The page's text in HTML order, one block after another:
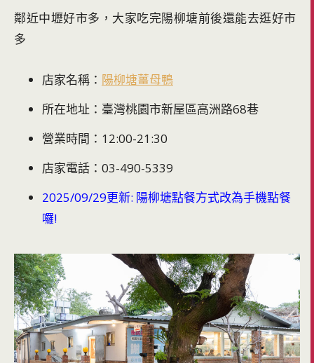
鄰近中壢好市多，大家吃完陽柳塘前後還能去逛好市
多
店家名稱： 陽柳塘薑母鴨
所在地址：臺灣桃園市新屋區高洲路68巷
營業時間：12:00-21:30
店家電話：03-490-5339
2025/09/29更新: 陽柳塘點餐方式改為手機點餐
囉!